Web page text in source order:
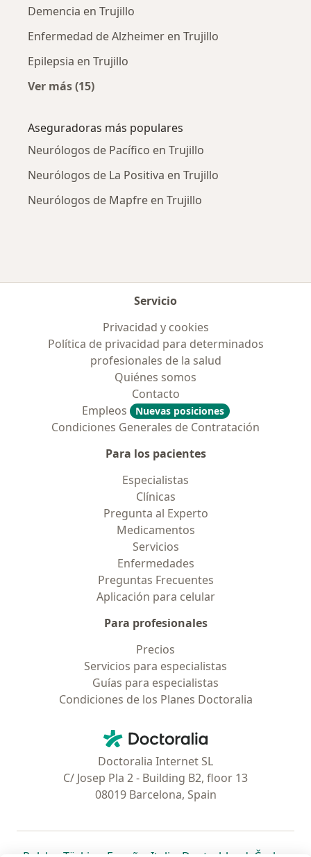
Demencia en Trujillo
Enfermedad de Alzheimer en Trujillo
Epilepsia en Trujillo
Ver más (15)
Aseguradoras más populares
Neurólogos de Pacífico en Trujillo
Neurólogos de La Positiva en Trujillo
Neurólogos de Mapfre en Trujillo
Servicio
Privacidad y cookies
Política de privacidad para determinados
profesionales de la salud
Quiénes somos
Contacto
Empleos
Nuevas posiciones
Condiciones Generales de Contratación
Para los pacientes
Especialistas
Clínicas
Pregunta al Experto
Medicamentos
Servicios
Enfermedades
Preguntas Frecuentes
Aplicación para celular
Para profesionales
Precios
Servicios para especialistas
Guías para especialistas
Condiciones de los Planes Doctoralia
Doctoralia - Página de inicio
Doctoralia Internet SL
C/ Josep Pla 2 - Building B2, floor 13
08019 Barcelona, Spain